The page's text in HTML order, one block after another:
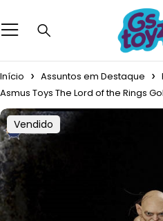
Início Assuntos em Destaque
Asmus Toys The Lord of the Rings
Vendido